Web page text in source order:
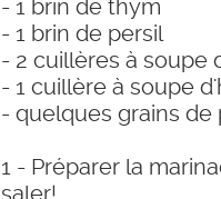
- 1 brin de thym
- 1 brin de persil
- 2 cuillères à soupe
- 1 cuillère à soupe
- quelques grains de
1 - Préparer la
saler!